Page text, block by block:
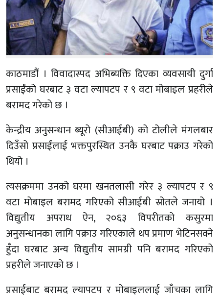
काठमाडौं । विवादास्पद अभिब्यक्ति दिएका व्यवसायी दुर्गा
प्रसाईंको घरबाट ३ वटा ल्यापटप र ९ वटा मोबाइल प्रहरीले
बरामद गरेको छ ।
केन्द्रीय अनुसन्धान ब्यूरो (सीआईबी) को टोलीले मंगलबार
दिउँसो प्रसाईंलाई भक्तपुरस्थित उनकै घरबाट पक्राउ गरेको
थियो ।
त्यसक्रममा उनको घरमा खनतलासी गरेर ३ ल्यापटप र ९
वटा मोबाइल बरामद गरिएको सीआईबी स्रोतले जनायो ।
विद्युतीय अपराध ऐन, २०६३ विपरीतको कसुरमा
अनुसन्धानका लागि पक्राउ गरिएकाले थप प्रमाण भेटिनसक्ने
हुँदा घरबाट अन्य विद्युतीय सामग्री पनि बरामद गरिएको
प्रहरीले जनाएको छ ।
प्रसाईंबाट बरामद ल्यापटप र मोबाइललाई जाँचका लागि